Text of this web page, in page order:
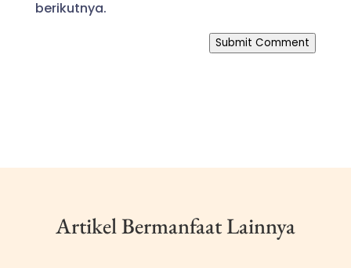
berikutnya.
Submit Comment
Artikel Bermanfaat Lainnya